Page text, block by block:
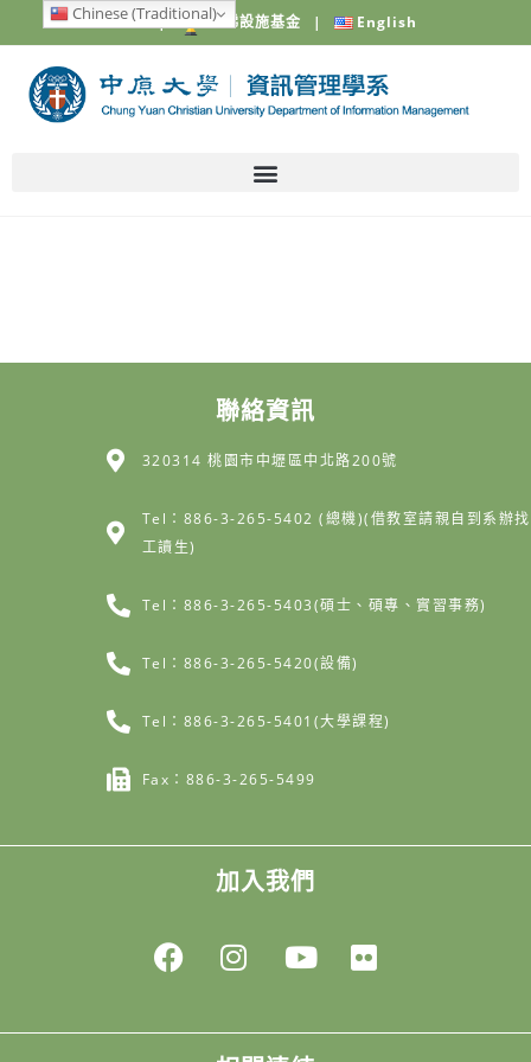
中原大學 | 電梯設施基金 | English
聯絡資訊
320314 桃園市中壢區中北路200號
Tel：886-3-265-5402 (總機)(借教室請親自到系辦找
工讀生)
Tel：886-3-265-5403(碩士、碩專、實習事務)
Tel：886-3-265-5420(設備)
Tel：886-3-265-5401(大學課程)
Fax：886-3-265-5499
加入我們
Chinese (Traditional)